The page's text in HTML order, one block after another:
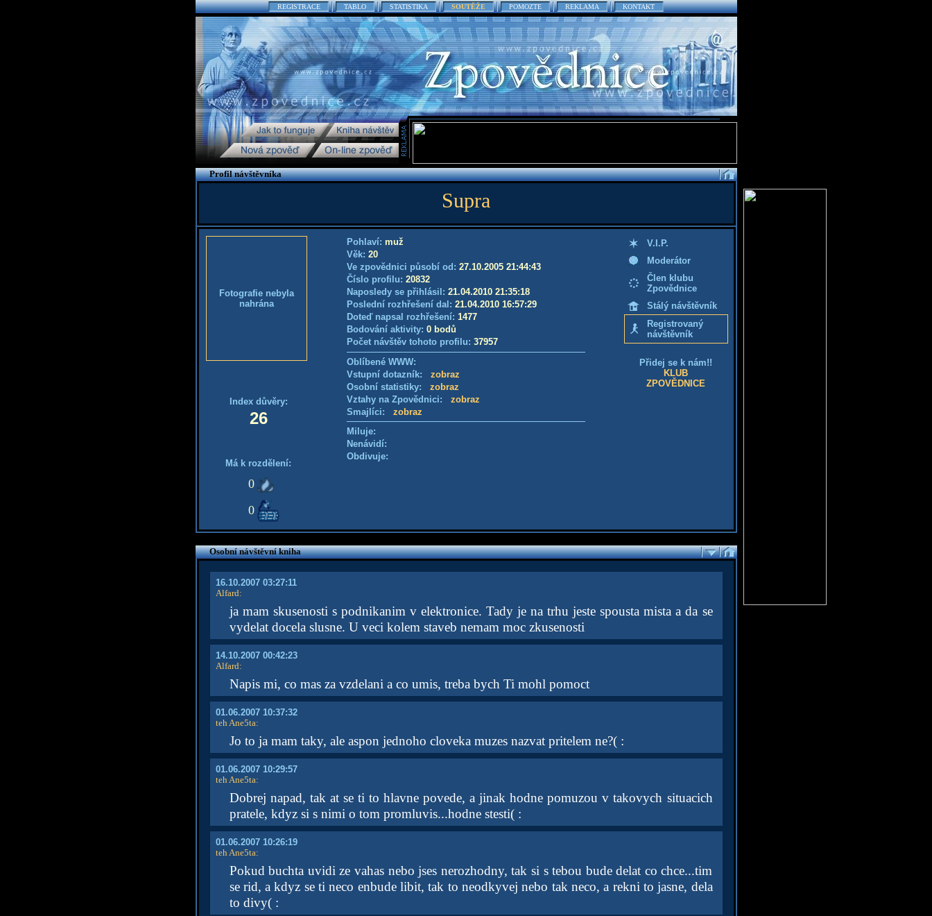
REGISTRACE TABLO STATISTIKA SOUTĚŽE POMOZTE REKLAMA KONTAKT
Profil návštěvníka
Supra
Fotografie nebyla
nahrána
Index důvěry:
26
Má k rozdělení:
0
0
Pohlaví: muž
Věk: 20
Ve zpovědnici působí od: 27.10.2005 21:44:43
Číslo profilu: 20832
Naposledy se přihlásil: 21.04.2010 21:35:18
Poslední rozhřešení dal: 21.04.2010 16:57:29
Doteď napsal rozhřešení: 1477
Bodování aktivity: 0 bodů
Počet návštěv tohoto profilu: 37957
Oblíbené WWW:
Vstupní dotazník: zobraz
Osobní statistiky: zobraz
Vztahy na Zpovědnici: zobraz
Smajlíci: zobraz
Miluje:
Nenávidí:
Obdivuje:
V.I.P.
Moderátor
Člen klubu
Zpovědnice
Stálý návštěvník
Registrovaný
návštěvník
Přidej se k nám!!
KLUB
ZPOVĚDNICE
Osobní návštěvní kniha
16.10.2007 03:27:11
Alfard:
ja mam skusenosti s podnikanim v elektronice. Tady je na trhu jeste spousta mista a da se
vydelat docela slusne. U veci kolem staveb nemam moc zkusenosti
14.10.2007 00:42:23
Alfard:
Napis mi, co mas za vzdelani a co umis, treba bych Ti mohl pomoct
01.06.2007 10:37:32
teh Ane5ta:
Jo to ja mam taky, ale aspon jednoho cloveka muzes nazvat pritelem ne?( :
01.06.2007 10:29:57
teh Ane5ta:
Dobrej napad, tak at se ti to hlavne povede, a jinak hodne pomuzou v takovych situacich
pratele, kdyz si s nimi o tom promluvis...hodne stesti( :
01.06.2007 10:26:19
teh Ane5ta:
Pokud buchta uvidi ze vahas nebo jses nerozhodny, tak si s tebou bude delat co chce...tim
se rid, a kdyz se ti neco enbude libit, tak to neodkyvej nebo tak neco, a rekni to jasne, dela
to divy( :